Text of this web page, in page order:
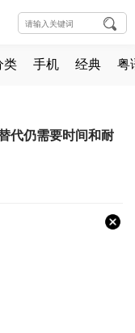
类 手机 经典 粤
代仍需要时间和耐